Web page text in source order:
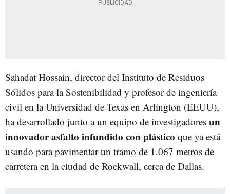
Sahadat Hossain, director del Instituto de Residuos
Sólidos para la Sostenibilidad y profesor de ingeniería
civil en la Universidad de Texas en Arlington (EEUU),
ha desarrollado junto a un equipo de investigadores un
innovador asfalto infundido con plástico que ya está
usando para pavimentar un tramo de 1.067 metros de
carretera en la ciudad de Rockwall, cerca de Dallas.